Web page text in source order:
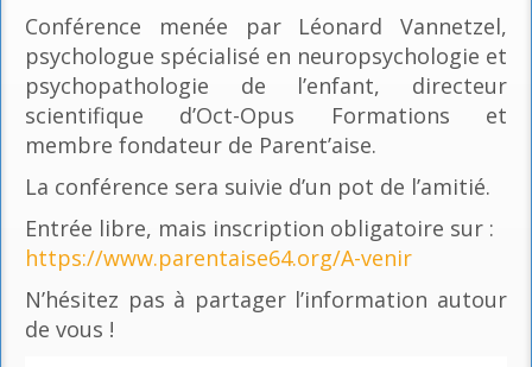
Conférence menée par Léonard Vannetzel,
psychologue spécialisé en neuropsychologie et
psychopathologie de l’enfant, directeur
scientifique d’Oct-Opus Formations et
membre fondateur de Parent’aise.
La conférence sera suivie d’un pot de l’amitié.
Entrée libre, mais inscription obligatoire sur :
https://www.parentaise64.org/A-venir
N’hésitez pas à partager l’information autour
de vous !